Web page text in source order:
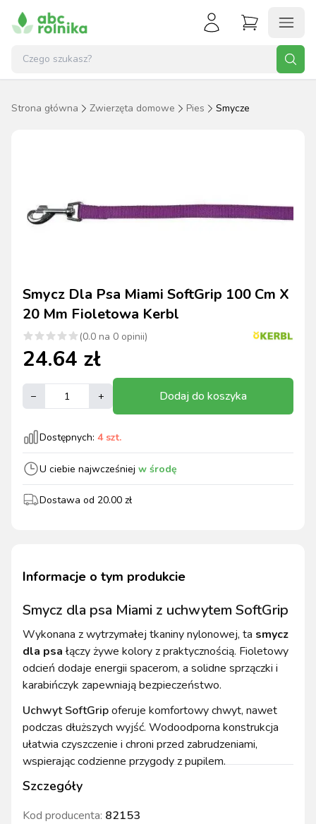
Strona główna Zwierzęta domowe Pies Smycze
Smycz Dla Psa Miami SoftGrip 100 Cm X
20 Mm Fioletowa Kerbl
(0.0 na 0 opinii)
24.64 zł
– + Dodaj do koszyka
Dostępnych: 4szt.
U ciebie najwcześniej w środę
Dostawa od 20.00 zł
Szczegóły
Kod producenta: 82153
Informacje o tym produkcie
Smycz dla psa Miami z uchwytem SoftGrip
Wykonana z wytrzymałej tkaniny nylonowej, ta smycz
dla psałączy żywe kolory z praktycznością. Fioletowy
odcień dodaje energii spacerom, a solidne sprzączki i
karabińczyk zapewniają bezpieczeństwo.
Uchwyt SoftGripoferuje komfortowy chwyt, nawet
podczas dłuższych wyjść. Wodoodporna konstrukcja
ułatwia czyszczenie i chroni przed zabrudzeniami,
wspierając codzienne przygody z pupilem.